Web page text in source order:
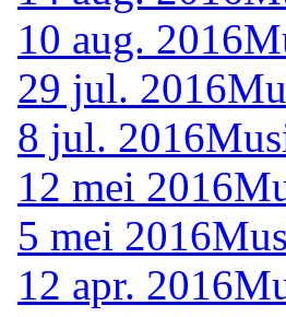
10 aug. 2016
29 jul. 2016
8 jul. 2016
12 mei 2016
5 mei 2016
12 apr. 2016